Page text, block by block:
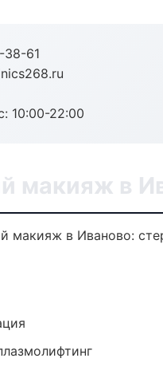
38-61
10:00-22:00
макияж в
макияж в Иваново: